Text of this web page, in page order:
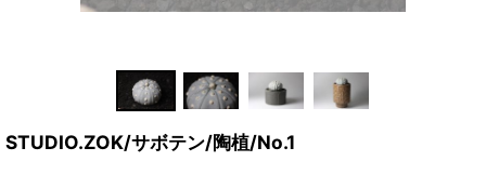
STUDIO.ZOK/サボテン/陶植/No.1